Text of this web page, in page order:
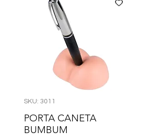
SKU: 3011
PORTA CANETA
BUMBUM